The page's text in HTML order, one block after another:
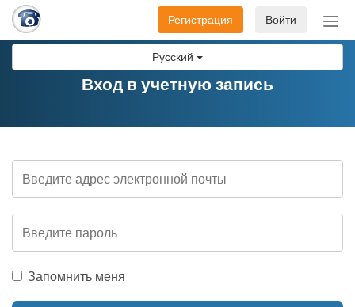
Русский
Войти
Регистрация
Вход в учетную запись
Запомнить меня